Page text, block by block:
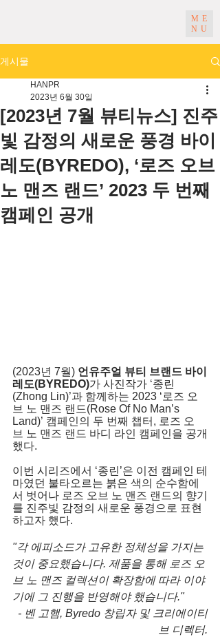
ME
NU
게시물
[2023년 7월 뷰티뉴스] 진주
빛 감정의 새로운 풍경 바이
레도(BYREDO), ‘로즈 오브
노 맨즈 랜드’ 2023 두 번째
캠페인 공개
HANPR
2023년 6월 30일
(2023년 7월) 언유주얼 뷰티 브랜드 바이
레도(BYREDO)가 사진작가 ‘종린
(Zhong Lin)’과 함께하는 2023 ‘로즈 오
브 노 맨즈 랜드(Rose Of No Man’s
Land)’ 캠페인의 두 번째 챕터, 로즈 오
브 노 맨즈 랜드 바디 라인 캠페인을 공개
했다.
이번 시리즈에서 ‘종린’은 이전 캠페인 테
마였던 불타오르는 붉은 색의 순수함에
서 벗어나 로즈 오브 노 맨즈 랜드의 향기
를 진주빛 감정의 새로운 풍경으로 표현
하고자 했다.
"각 에피소드가 고유한 정체성을 가지는
것이 중요했습니다. 제품을 통해 로즈 오
브 노 맨즈 컬렉션이 확장함에 따라 이야
기에 그 진행을 반영해야 했습니다."
- 벤 고햄, Byredo 창립자 및 크리에이티
브 디렉터.